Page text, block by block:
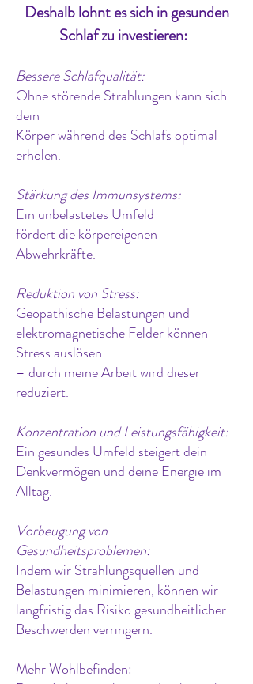
Deshalb lohnt es sich in gesunden
Schlaf zu investieren:
Bessere Schlafqualität:
Ohne störende Strahlungen kann sich
dein
Körper während des Schlafs optimal
erholen.
Stärkung des Immunsystems:
Ein unbelastetes Umfeld
fördert die körpereigenen
Abwehrkräfte.
Reduktion von Stress:
Geopathische Belastungen und
elektromagnetische Felder können
Stress auslösen
– durch meine Arbeit wird dieser
reduziert.
Konzentration und Leistungsfähigkeit:
Ein gesundes Umfeld steigert dein
Denkvermögen und deine Energie im
Alltag.
Vorbeugung von
Gesundheitsproblemen:
Indem wir Strahlungsquellen und
Belastungen minimieren, können wir
langfristig das Risiko gesundheitlicher
Beschwerden verringern.
Mehr Wohlbefinden: